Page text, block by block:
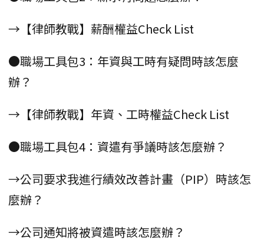
→【律師教戰】薪酬權益Check List
●職場工具包3：年資與工時有疑問時該怎麼
辦？
→【律師教戰】年資、工時權益Check List
●職場工具包4：資遣有爭議時該怎麼辦？
→公司要求我進行績效改善計畫（PIP）時該怎
麼辦？
→公司通知將被資遣時該怎麼辦？